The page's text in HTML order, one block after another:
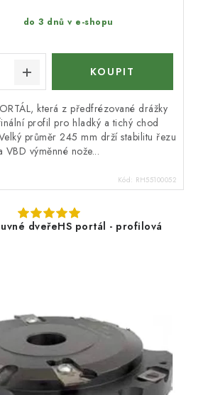
do 3 dnů v e-shopu
která z předfrézované drážky
profil pro hladký a tichý chod
průměr 245 mm drží stabilitu řezu
VBD výměnné nože...
Kód: RH55100052
dveřeHS portál - profilová